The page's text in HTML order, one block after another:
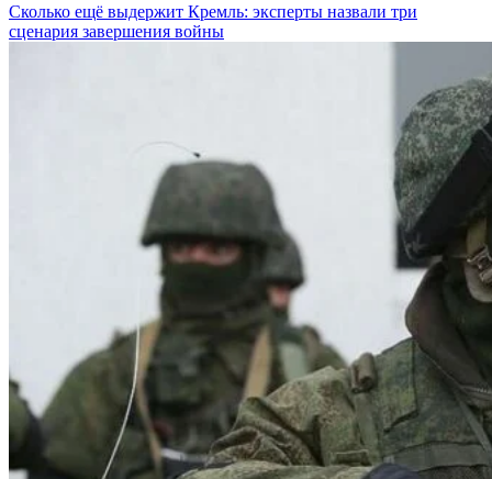
Сколько ещё выдержит Кремль: эксперты назвали три
сценария завершения войны